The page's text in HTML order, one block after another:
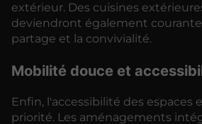
extérieur. Des cuisines
deviendront également
partage et la convivialité.
Mobilité douce et
Enfin, l'accessibilité des espaces
priorité. Les aménagements